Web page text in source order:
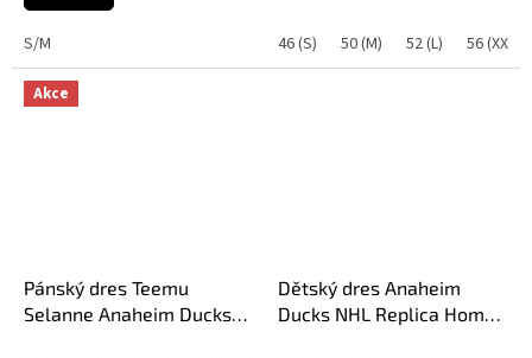
S/M
hvězdiček.
46 (S) 50 (M) 52 (L) 56 (XXL)
Akce
Pánský dres Teemu
Selanne Anaheim Ducks
Dětský dres Anaheim
Ducks NHL Replica Home